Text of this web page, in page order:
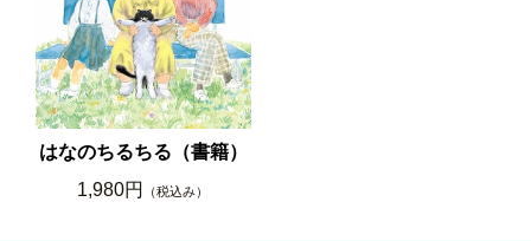
はなのちるちる（書籍）
1,980円
（税込み）